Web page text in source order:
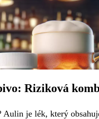
Riziková
Aulin je lék, který